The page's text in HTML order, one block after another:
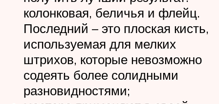
колонковая, беличья и флейц.
Последний – это плоская кисть,
используемая для мелких
штрихов, которые невозможно
содеять более солидными
разновидностями;